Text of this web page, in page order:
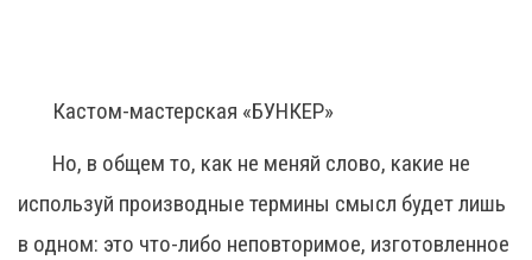
Кастом-мастерская «БУНКЕР»
Но, в общем то, как не меняй слово, какие не
используй производные термины смысл будет лишь
в одном: это что-либо неповторимое, изготовленное